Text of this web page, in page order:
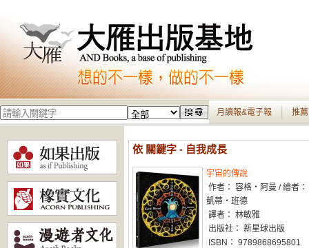
月讀報&電子報 推
依 關鍵字 - 自我成長
宇宙的傳說
作者： 容格‧阿曼 / 繪者：
凱蒂‧班德
譯者： 林敏雅
出版社： 新星球出版
ISBN： 9789868695801